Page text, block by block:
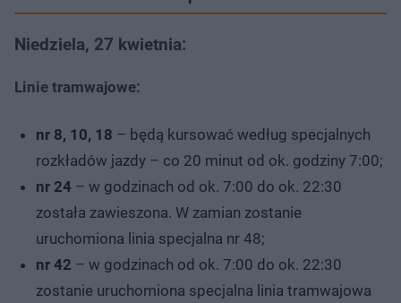
Niedziela, 27 kwietnia:
Linie tramwajowe:
nr 8, 10, 18 – będą kursować według specjalnych
rozkładów jazdy – co 20 minut od ok. godziny 7:00;
nr 24 – w godzinach od ok. 7:00 do ok. 22:30
została zawieszona. W zamian zostanie
uruchomiona linia specjalna nr 48;
nr 42 – w godzinach od ok. 7:00 do ok. 22:30
zostanie uruchomiona specjalna linia tramwajowa